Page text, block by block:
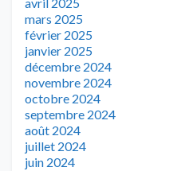
mars 2025
février 2025
janvier 2025
décembre 2024
novembre 2024
octobre 2024
septembre 2024
août 2024
juillet 2024
juin 2024